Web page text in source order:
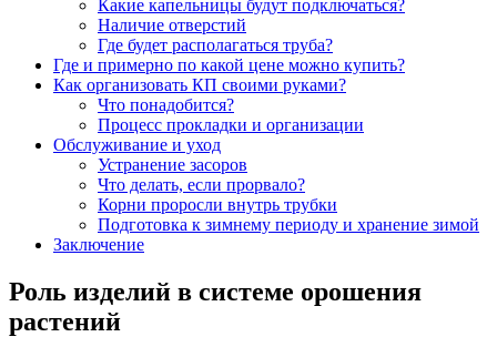
Какие капельницы будут подключаться?
Наличие отверстий
Где будет располагаться труба?
Где и примерно по какой цене можно купить?
Как организовать КП своими руками?
Что понадобится?
Процесс прокладки и организации
Обслуживание и уход
Устранение засоров
Что делать, если прорвало?
Корни проросли внутрь трубки
Подготовка к зимнему периоду и хранение зимой
Заключение
Роль изделий в системе орошения
растений